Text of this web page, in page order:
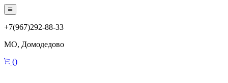
+7(967)292-88-33
МО, Домодедово
()